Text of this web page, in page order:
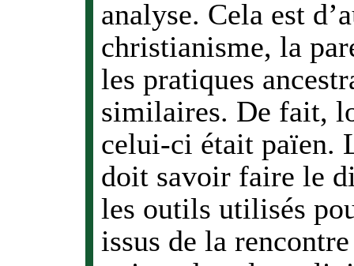
analyse. Cela est
christianisme, la
les pratiques
similaires. De fait,
celui-ci était païen.
doit savoir faire le
les outils utilisés
issus de la